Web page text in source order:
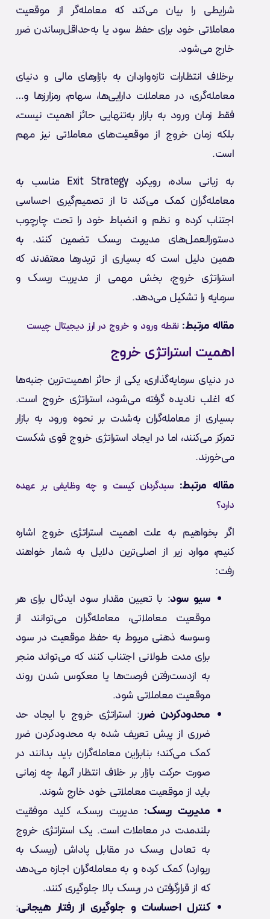
شرایطی را بیان می‌کند که معامله‌گر از موقعیت
معاملاتی خود برای حفظ سود یا به‌حداقل‌رساندن ضرر
خارج می‌شود.
برخلاف انتظارات تازه‌واردان به بازارهای مالی و دنیای
معامله‌گری، در معاملات دارایی‌ها، سهام، رمزارزها و…
فقط زمان ورود به بازار به‌تنهایی حائز اهمیت نیست،
بلکه زمان خروج از موقعیت‌های معاملاتی نیز مهم
است.
به زبانی ساده، رویکرد Exit Strategy مناسب به
معامله‌گران کمک می‌کند تا از تصمیم‌گیری احساسی
اجتناب کرده و نظم و انضباط خود را تحت چارچوب
دستورالعمل‌های مدیریت ریسک تضمین کنند. به
همین دلیل است که بسیاری از تریدرها معتقدند که
استراتژی خروج، بخش مهمی از مدیریت ریسک و
سرمایه را تشکیل می‌دهد.
مقاله مرتبط: نقطه ورود و خروج در ارز دیجیتال چیست
اهمیت استراتژی خروج
در دنیای سرمایه‌گذاری، یکی از حائز اهمیت‌ترین جنبه‌ها
که اغلب نادیده گرفته می‌شود، استراتژی خروج است.
بسیاری از معامله‌گران به‌شدت بر نحوه ورود به بازار
تمرکز می‌کنند، اما در ایجاد استراتژی خروج قوی شکست
می‌خورند.
مقاله مرتبط: سبدگردان کیست و چه وظایفی بر عهده
دارد؟
اگر بخواهیم به علت اهمیت استراتژی خروج اشاره
کنیم، موارد زیر از اصلی‌ترین دلایل به شمار خواهند
رفت:
سیو سود: با تعیین مقدار سود ایدئال برای هر
موقعیت معاملاتی، معامله‌گران می‌توانند از
وسوسه ذهنی مربوط به حفظ موقعیت در سود
برای مدت طولانی اجتناب کنند که می‌تواند منجر
به ازدست‌رفتن فرصت‌ها یا معکوس شدن روند
موقعیت معاملاتی شود.
محدودکردن ضرر: استراتژی خروج با ایجاد حد
ضرری از پیش تعریف شده به محدودکردن ضرر
کمک می‌کند؛ بنابراین معامله‌گران باید بدانند در
صورت حرکت بازار بر خلاف انتظار آنها، چه زمانی
باید از موقعیت معاملاتی خود خارج شوند.
مدیریت ریسک: مدیریت ریسک، کلید موفقیت
بلندمدت در معاملات است. یک استراتژی خروج
به تعادل ریسک در مقابل پاداش (ریسک به
ریوارد) کمک کرده و به معامله‌گران اجازه می‌دهد
که از قرارگرفتن در ریسک بالا جلوگیری کنند.
کنترل احساسات و جلوگیری از رفتار هیجانی: